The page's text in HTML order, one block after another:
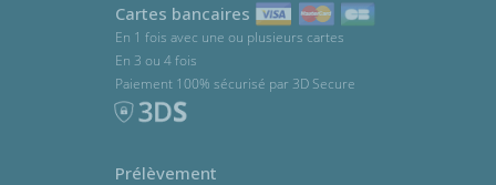
Cartes bancaires
En 1 fois avec une ou plusieurs cartes
En 3 ou 4 fois
Paiement 100% sécurisé par 3D Secure
Prélèvement